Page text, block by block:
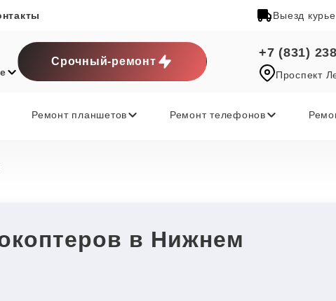
Выезд
Срочный-ремонт
+7 (831)
Проспект
Ремонт планшетов Ремонт телефонов
в Нижнем